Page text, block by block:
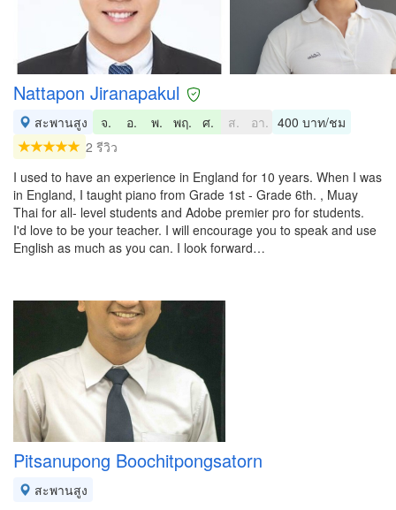
Nattapon Jiranapakul
สะพานสูง จ. อ. พ. พฤ. ศ. ส. อา. 400 บาท/ชม
2 รีวิว
I used to have an experience in England for 10 years. When I was
in England, I taught piano from Grade 1st - Grade 6th. , Muay
Thai for all- level students and Adobe premier pro for students.
I'd love to be your teacher. I will encourage you to speak and use
English as much as you can. I look forward…
Pitsanupong Boochitpongsatorn
สะพานสูง